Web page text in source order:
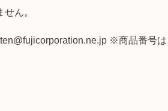
ん。
※商品番号は